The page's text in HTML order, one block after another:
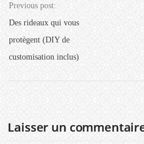
Previous post:
Des rideaux qui vous
protègent (DIY de
customisation inclus)
Laisser un